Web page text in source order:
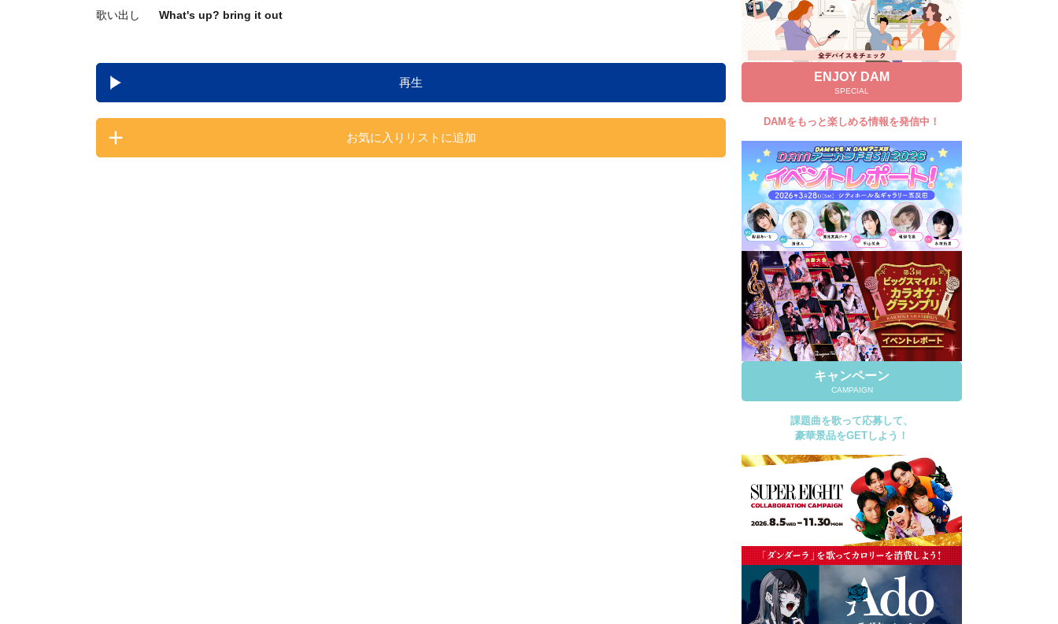
DAMの新曲・ランキングなど
カラオケ最新情報をチェック！
自宅でカラオケ歌い放題！
家族や友達と一緒に！練習にも！
歌い出し
What's up? bring it out
再生
お気に入りリストに追加
ENJOY DAM
SPECIAL
DAMをもっと楽しめる情報を発信中！
キャンペーン
CAMPAIGN
課題曲を歌って応募して、
豪華景品をGETしよう！